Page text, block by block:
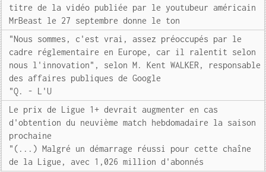
titre de la vidéo publiée par le youtubeur américain
MrBeast le 27 septembre donne le ton
"Nous sommes, c'est vrai, assez préoccupés par le
cadre réglementaire en Europe, car il ralentit selon
nous l'innovation", selon M. Kent WALKER, responsable
des affaires publiques de Google
"Q. - L'U
Le prix de Ligue 1+ devrait augmenter en cas
d'obtention du neuvième match hebdomadaire la saison
prochaine
"(...) Malgré un démarrage réussi pour cette chaîne
de la Ligue, avec 1,026 million d'abonnés